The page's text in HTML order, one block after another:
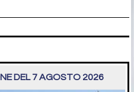
DEL 7 AGOSTO 2026